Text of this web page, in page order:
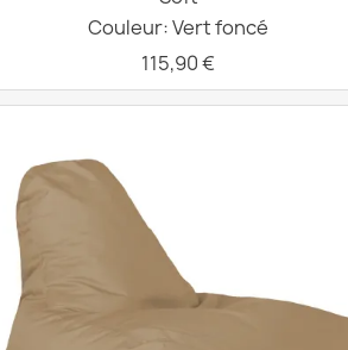
Couleur: Vert foncé
115,90 €